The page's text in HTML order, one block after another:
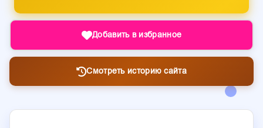
Добавить в избранное
Смотреть историю сайта